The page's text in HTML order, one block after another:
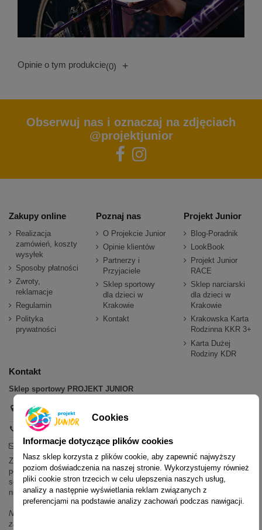
Opinie o tym produkcie(0) +
Obserwuj nas i oznaczaj na zdjęciach
@projektjunior
Zakupy online
Realizacja
zamówień, koszty
wysyłek
Sposoby płatności
Zwroty,
reklamacje
Regulamin
Polityka
prywatności
Poznaj nas
O Projekcie Junior
Opinie klientów
Partnerzy i
Przyjaciele
Sklep sportowy
dla dzieci w
Krakowie
Kontakt
Projekt Junior
Blog-Poradnik
LookBook
Projekt Junior
RACE
Sklep narciarski
dla dzieci w
Krakowie
Krakowska Karta
Rodzinna KKR 3+
Karta Dużej
Rodziny KDR
Kontakt
Sklep sportowy PROJEKT JUNIOR
31-564 Kraków
+48 600 779 897
sklep@projektjunior.pl
Zapraszamy do sklepu stacjonarnego:
poniedziałek - piątek: 11.00-19.00
sobota: 10.00-14.00
niedziela (każda): nieczynne
Nie odpowiadamy na wiadomości SMS. W sprawach dotyczących
zamówień i oferty prosimy o kontakt mailowy, telefoniczny lub przez
Cookies
Informacje dotyczące plików cookies
Nasz sklep korzysta z plików cookie, aby zapewnić najwyższy
poziom doświadczenia na naszej stronie. Wykorzystujemy również
pliki cookie stron trzecich w celu ulepszenia naszych usług,
analizy a następnie wyświetlania reklam związanych z
preferencjami na podstawie analizy zachowań podczas nawigacji.